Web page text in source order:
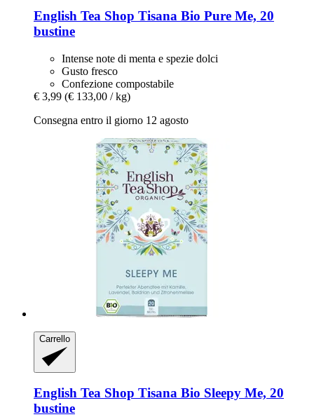
English Tea Shop Tisana Bio Pure Me, 20
bustine
Intense note di menta e spezie dolci
Gusto fresco
Confezione compostabile
€ 3,99 (€ 133,00 / kg)
Consegna entro il giorno 12 agosto
Carrello
English Tea Shop Tisana Bio Sleepy Me, 20
bustine